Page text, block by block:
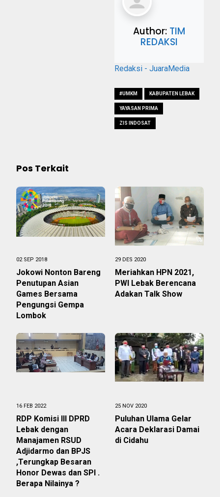
Author: TIM
REDAKSI
Redaksi - JuaraMedia
#UMKM KABUPATEN LEBAK
YAYASAN PRIMA
ZIS INDOSAT
Pos Terkait
02 SEP 2018
Jokowi Nonton Bareng
Penutupan Asian
Games Bersama
Pengungsi Gempa
Lombok
29 DES 2020
Meriahkan HPN 2021,
PWI Lebak Berencana
Adakan Talk Show
16 FEB 2022
RDP Komisi III DPRD
Lebak dengan
Manajamen RSUD
Adjidarmo dan BPJS
,Terungkap Besaran
Honor Dewas dan SPI .
Berapa Nilainya ?
25 NOV 2020
Puluhan Ulama Gelar
Acara Deklarasi Damai
di Cidahu